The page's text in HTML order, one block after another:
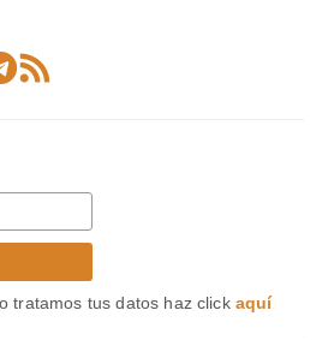
tratamos tus datos haz click aquí